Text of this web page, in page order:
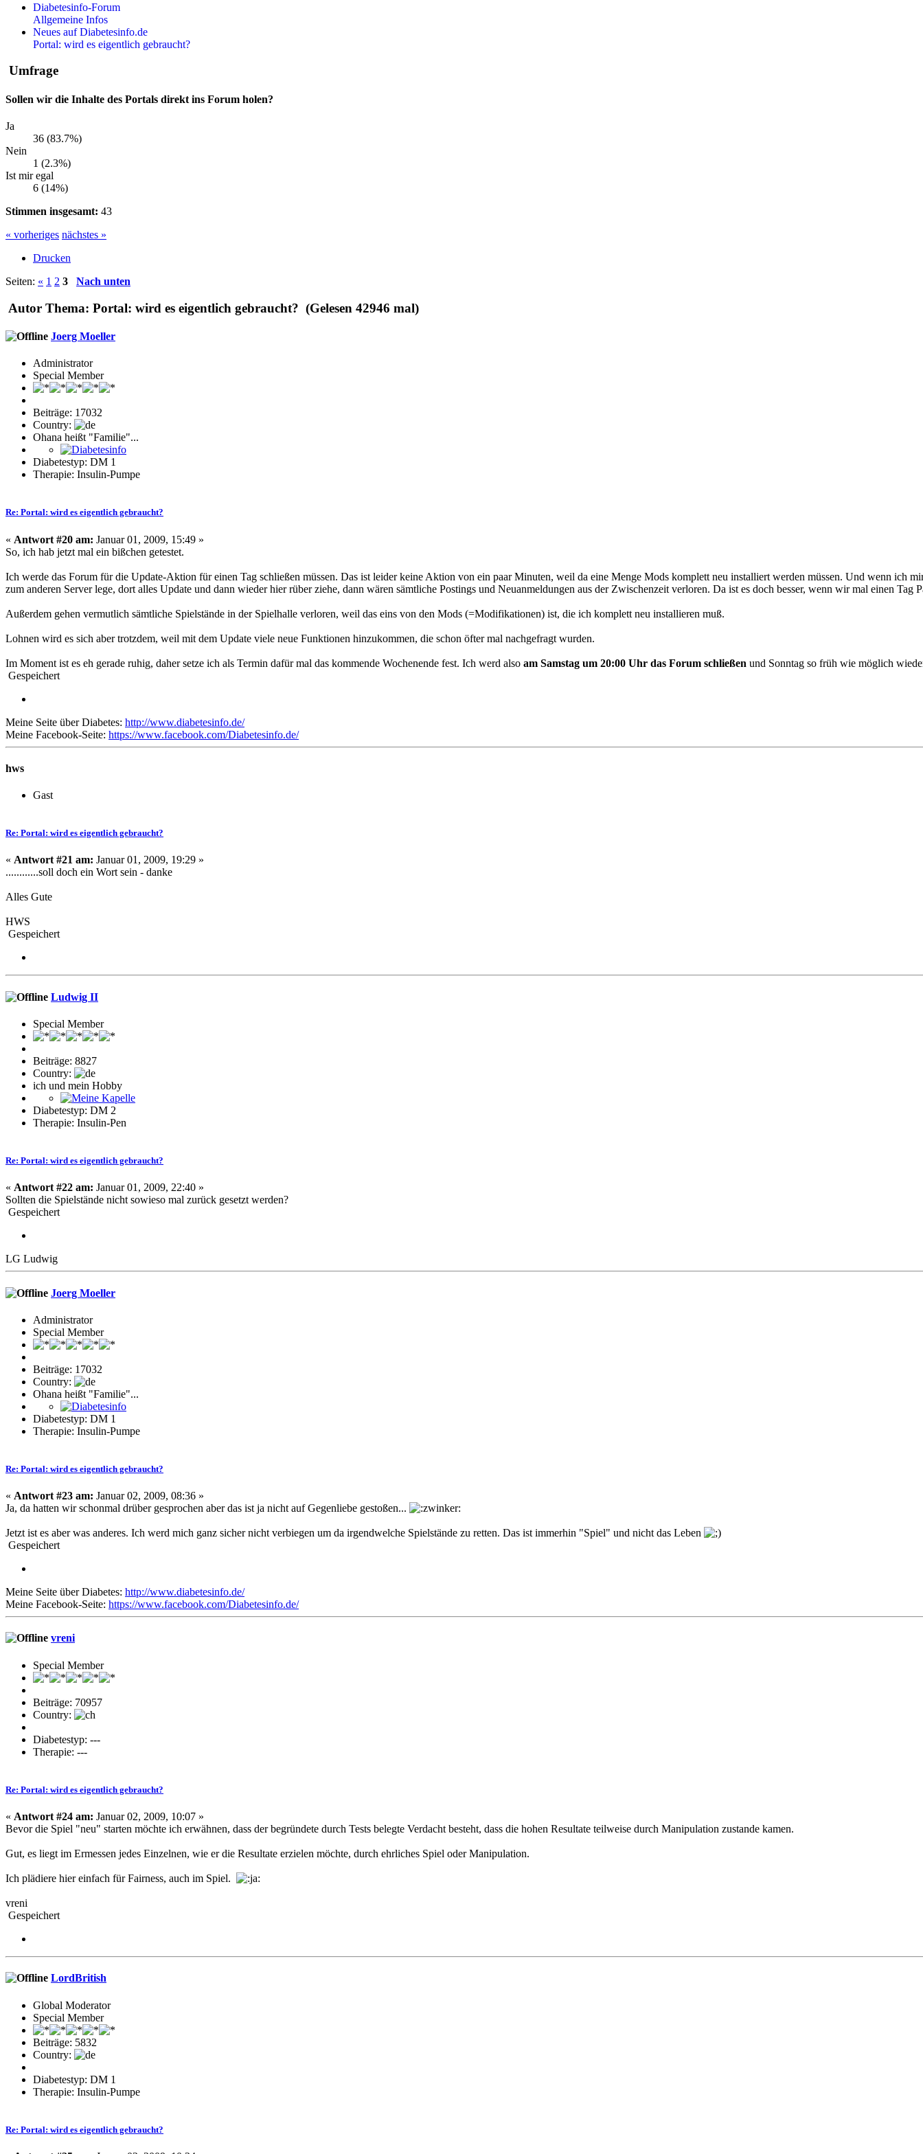
Diabetesinfo-Forum
Allgemeine Infos
Neues auf Diabetesinfo.de
Portal: wird es eigentlich gebraucht?
Umfrage
Sollen wir die Inhalte des Portals direkt ins Forum holen?
Ja
36 (83.7%)
Nein
1 (2.3%)
Ist mir egal
6 (14%)
Stimmen insgesamt: 43
« vorheriges nächstes »
Drucken
Seiten: « 1 2 3 Nach unten
Autor Thema: Portal: wird es eigentlich gebraucht? (Gelesen 42946 mal)
Joerg Moeller
Administrator
Special Member
Beiträge: 17032
Country:
Ohana heißt "Familie"...
Diabetestyp: DM 1
Therapie: Insulin-Pumpe
Re: Portal: wird es eigentlich gebraucht?
« Antwort #20 am: Januar 01, 2009, 15:49 »
So, ich hab jetzt mal ein bißchen getestet.
Ich werde das Forum für die Update-Aktion für einen Tag schließen müssen. Das ist leider keine Aktion von ein paar Minuten, weil da eine Menge Mods komplett neu installiert werden müssen. Und wenn ich
zum anderen Server lege, dort alles Update und dann wieder hier rüber ziehe, dann wären sämtliche Postings und Neuanmeldungen aus der Zwischenzeit verloren. Da ist es doch besser, wenn wir mal einen Tag
Außerdem gehen vermutlich sämtliche Spielstände in der Spielhalle verloren, weil das eins von den Mods (=Modifikationen) ist, die ich komplett neu installieren muß.
Lohnen wird es sich aber trotzdem, weil mit dem Update viele neue Funktionen hinzukommen, die schon öfter mal nachgefragt wurden.
Im Moment ist es eh gerade ruhig, daher setze ich als Termin dafür mal das kommende Wochenende fest. Ich werd also am Samstag um 20:00 Uhr das Forum schließen und Sonntag so früh wie möglich
Gespeichert
Meine Seite über Diabetes: http://www.diabetesinfo.de/
Meine Facebook-Seite: https://www.facebook.com/Diabetesinfo.de/
hws
Gast
Re: Portal: wird es eigentlich gebraucht?
« Antwort #21 am: Januar 01, 2009, 19:29 »
............soll doch ein Wort sein - danke
Alles Gute
HWS
Gespeichert
Ludwig II
Special Member
Beiträge: 8827
Country:
ich und mein Hobby
Diabetestyp: DM 2
Therapie: Insulin-Pen
Re: Portal: wird es eigentlich gebraucht?
« Antwort #22 am: Januar 01, 2009, 22:40 »
Sollten die Spielstände nicht sowieso mal zurück gesetzt werden?
Gespeichert
LG Ludwig
Joerg Moeller
Administrator
Special Member
Beiträge: 17032
Country:
Ohana heißt "Familie"...
Diabetestyp: DM 1
Therapie: Insulin-Pumpe
Re: Portal: wird es eigentlich gebraucht?
« Antwort #23 am: Januar 02, 2009, 08:36 »
Ja, da hatten wir schonmal drüber gesprochen aber das ist ja nicht auf Gegenliebe gestoßen...
Jetzt ist es aber was anderes. Ich werd mich ganz sicher nicht verbiegen um da irgendwelche Spielstände zu retten. Das ist immerhin "Spiel" und nicht das Leben
Gespeichert
Meine Seite über Diabetes: http://www.diabetesinfo.de/
Meine Facebook-Seite: https://www.facebook.com/Diabetesinfo.de/
vreni
Special Member
Beiträge: 70957
Country:
Diabetestyp: ---
Therapie: ---
Re: Portal: wird es eigentlich gebraucht?
« Antwort #24 am: Januar 02, 2009, 10:07 »
Bevor die Spiel "neu" starten möchte ich erwähnen, dass der begründete durch Tests belegte Verdacht besteht, dass die hohen Resultate teilweise durch Manipulation zustande kamen.
Gut, es liegt im Ermessen jedes Einzelnen, wie er die Resultate erzielen möchte, durch ehrliches Spiel oder Manipulation.
Ich plädiere hier einfach für Fairness, auch im Spiel.
vreni
Gespeichert
LordBritish
Global Moderator
Special Member
Beiträge: 5832
Country:
Diabetestyp: DM 1
Therapie: Insulin-Pumpe
Re: Portal: wird es eigentlich gebraucht?